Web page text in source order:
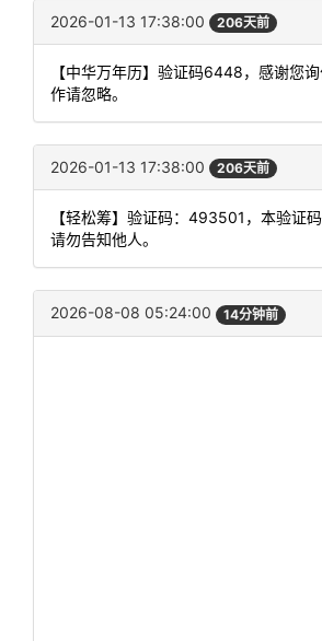
2026-01-13 17:38:00 206天前
【中华万年历】验证码6448，感谢您
作请忽略。
2026-01-13 17:38:00 206天前
【轻松筹】验证码：493501，本验证
请勿告知他人。
2026-08-08 05:24:00 14分钟前